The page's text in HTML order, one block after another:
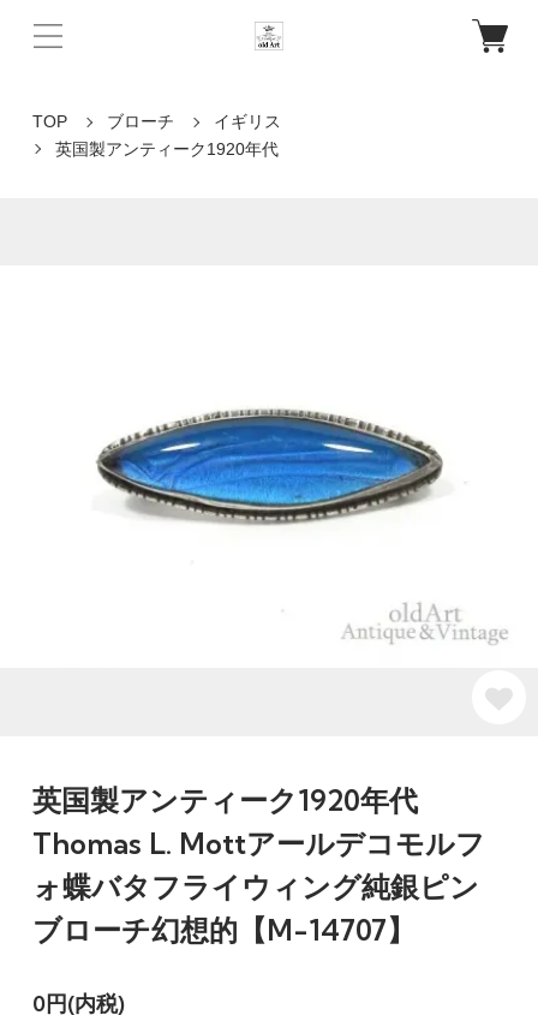
TOP ブローチ
イギリス
英国製アンティーク1920年代
英国製アンティーク1920年代
Thomas L. Mottアールデコモルフ
ォ蝶バタフライウィング純銀ピン
ブローチ幻想的【M-14707】
0円(内税)